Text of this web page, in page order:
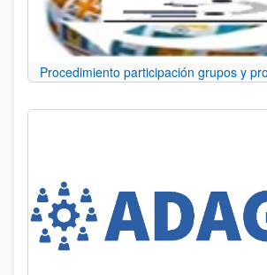
Procedimiento participación grupos y